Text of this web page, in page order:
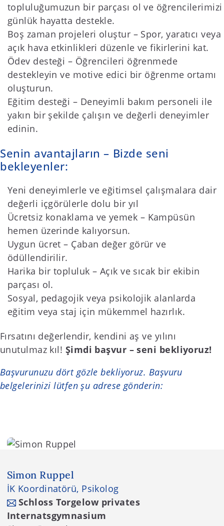
topluluğumuzun bir parçası ol ve öğrencilerimizi
günlük hayatta destekle.
Boş zaman projeleri oluştur – Spor, yaratıcı veya
açık hava etkinlikleri düzenle ve fikirlerini kat.
Ödev desteği – Öğrencileri öğrenmede
destekleyin ve motive edici bir öğrenme ortamı
oluşturun.
Eğitim desteği – Deneyimli bakım personeli ile
yakın bir şekilde çalışın ve değerli deneyimler
edinin.
Senin avantajların – Bizde seni
bekleyenler:
Yeni deneyimlerle ve eğitimsel çalışmalara dair
değerli içgörülerle dolu bir yıl
Ücretsiz konaklama ve yemek – Kampüsün
hemen üzerinde kalıyorsun.
Uygun ücret – Çaban değer görür ve
ödüllendirilir.
Harika bir topluluk – Açık ve sıcak bir ekibin
parçası ol.
Sosyal, pedagojik veya psikolojik alanlarda
eğitim veya staj için mükemmel hazırlık.
Fırsatını değerlendir, kendini aş ve yılını
unutulmaz kıl! Şimdi başvur – seni bekliyoruz!
Başvurunuzu dört gözle bekliyoruz. Başvuru
belgelerinizi lütfen şu adrese gönderin:
Simon Ruppel
İK Koordinatörü, Psikolog
Schloss Torgelow privates
Internatsgymnasium